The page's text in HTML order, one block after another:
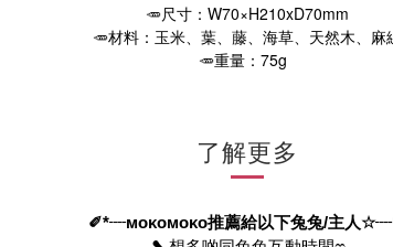
🥕尺寸：W70×H210xD70mm
🥕材料：玉米、葉、藤、海草、天然木、麻
🥕重量：75g
了解更多
✐*┈ᴍᴏᴋᴏᴍᴏᴋᴏ推薦給以下兔兔/主人☆┈